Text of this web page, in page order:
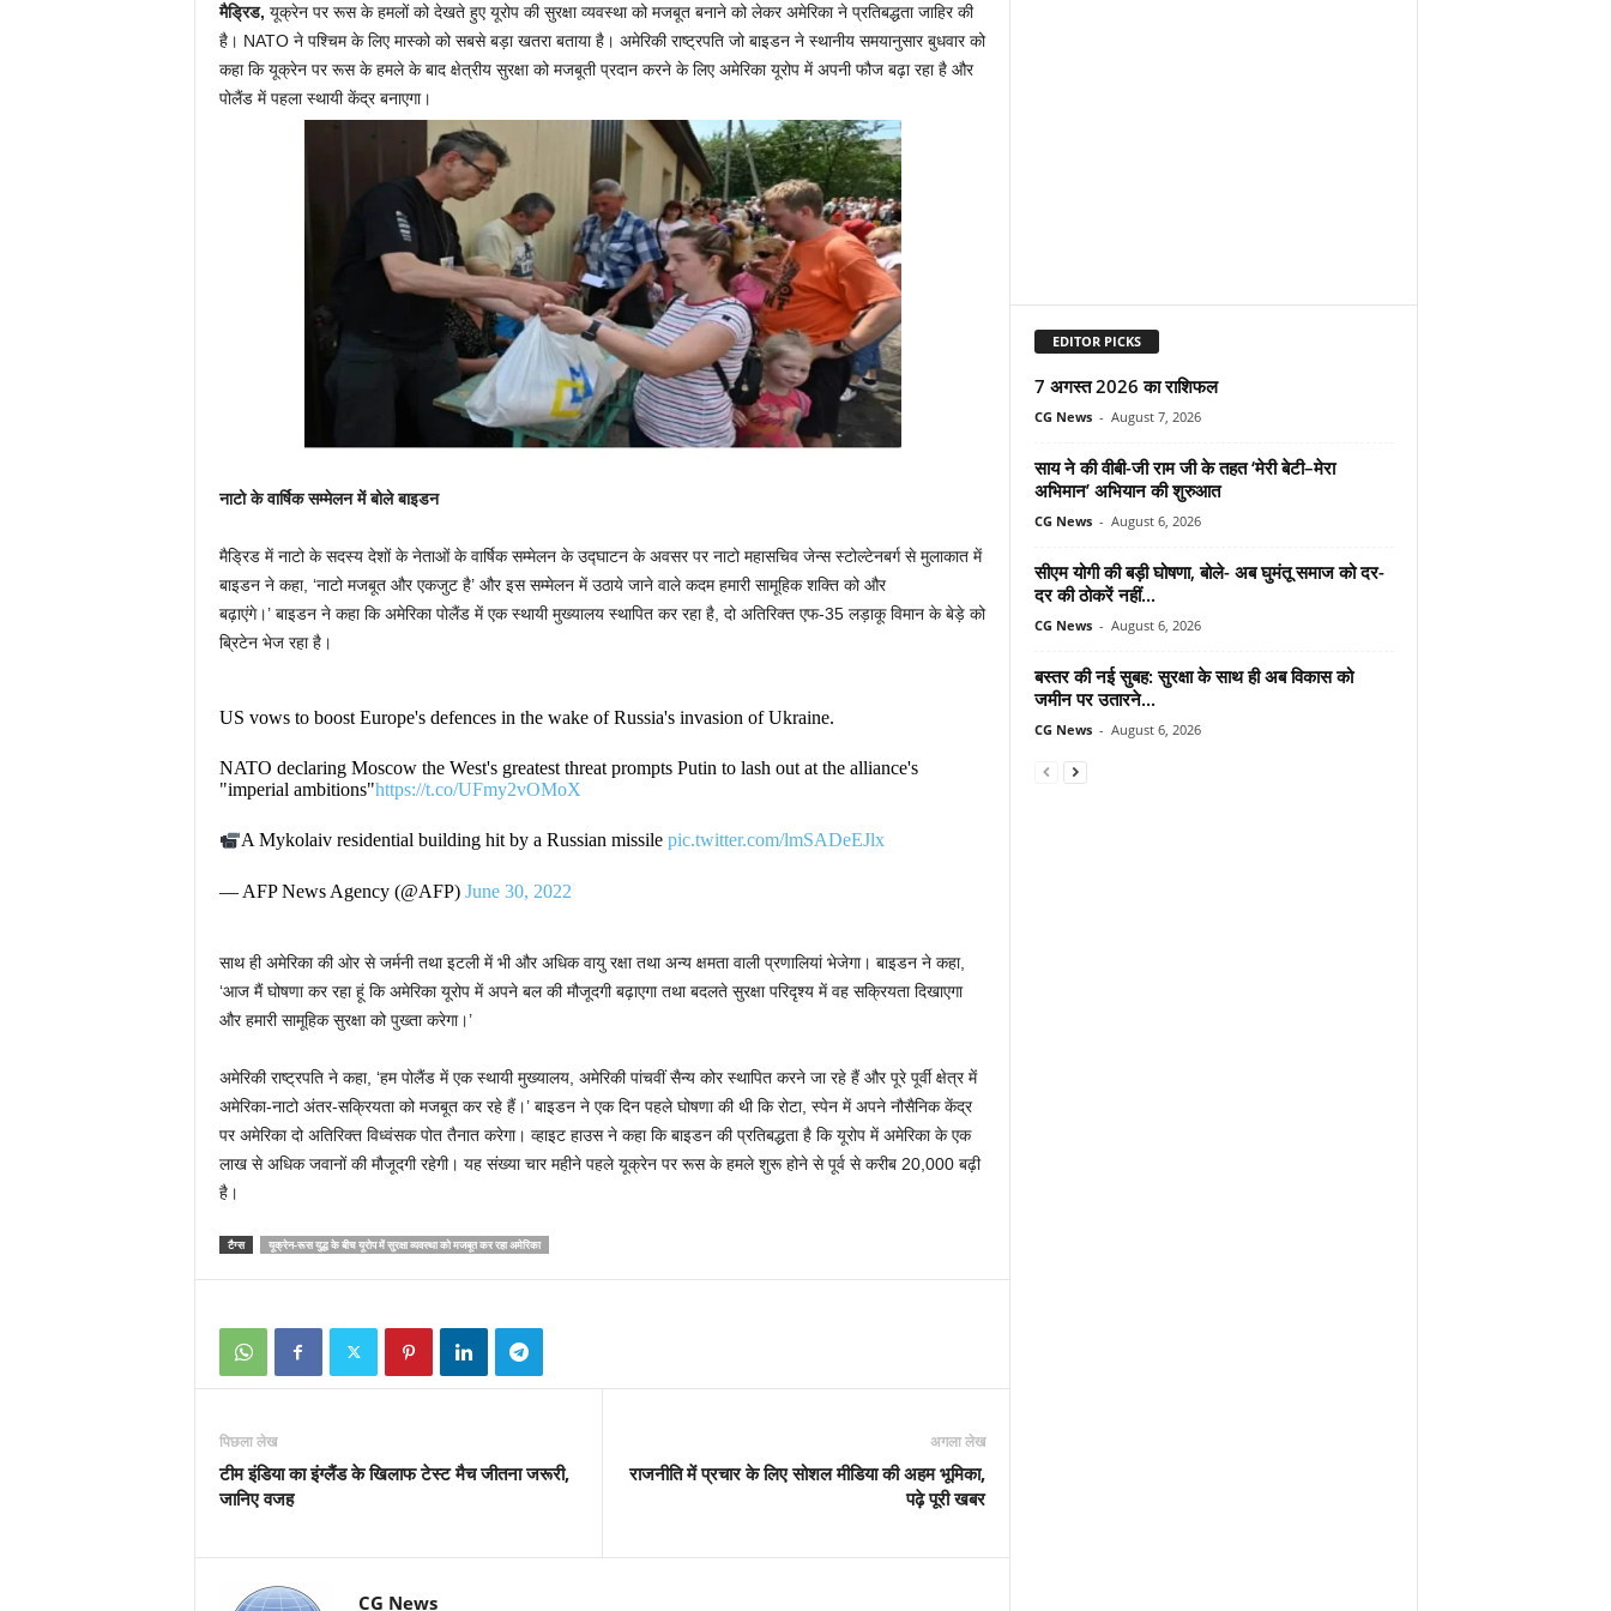
मैड्रिड, यूक्रेन पर रूस के हमलों को देखते हुए यूरोप की सुरक्षा व्यवस्था को मजबूत बनाने को लेकर अमेरिका ने प्रतिबद्धता जाहिर की
है। NATO ने पश्चिम के लिए मास्को को सबसे बड़ा खतरा बताया है। अमेरिकी राष्ट्रपति जो बाइडन ने स्थानीय समयानुसार बुधवार को
कहा कि यूक्रेन पर रूस के हमले के बाद क्षेत्रीय सुरक्षा को मजबूती प्रदान करने के लिए अमेरिका यूरोप में अपनी फौज बढ़ा रहा है और
पोलैंड में पहला स्थायी केंद्र बनाएगा।
नाटो के वार्षिक सम्मेलन में बोले बाइडन
मैड्रिड में नाटो के सदस्य देशों के नेताओं के वार्षिक सम्मेलन के उद्घाटन के अवसर पर नाटो महासचिव जेन्स स्टोल्टेनबर्ग से मुलाकात में
बाइडन ने कहा, ‘नाटो मजबूत और एकजुट है’ और इस सम्मेलन में उठाये जाने वाले कदम हमारी सामूहिक शक्ति को और
बढ़ाएंगे।’ बाइडन ने कहा कि अमेरिका पोलैंड में एक स्थायी मुख्यालय स्थापित कर रहा है, दो अतिरिक्त एफ-35 लड़ाकू विमान के बेड़े को
ब्रिटेन भेज रहा है।
US vows to boost Europe's defences in the wake of Russia's invasion of Ukraine.
NATO declaring Moscow the West's greatest threat prompts Putin to lash out at the alliance's
"imperial ambitions"https://t.co/UFmy2vOMoX
A Mykolaiv residential building hit by a Russian missile pic.twitter.com/lmSADeEJlx
— AFP News Agency (@AFP) June 30, 2022
साथ ही अमेरिका की ओर से जर्मनी तथा इटली में भी और अधिक वायु रक्षा तथा अन्य क्षमता वाली प्रणालियां भेजेगा। बाइडन ने कहा,
‘आज मैं घोषणा कर रहा हूं कि अमेरिका यूरोप में अपने बल की मौजूदगी बढ़ाएगा तथा बदलते सुरक्षा परिदृश्य में वह सक्रियता दिखाएगा
और हमारी सामूहिक सुरक्षा को पुख्ता करेगा।’
अमेरिकी राष्ट्रपति ने कहा, ‘हम पोलैंड में एक स्थायी मुख्यालय, अमेरिकी पांचवीं सैन्य कोर स्थापित करने जा रहे हैं और पूरे पूर्वी क्षेत्र में
अमेरिका-नाटो अंतर-सक्रियता को मजबूत कर रहे हैं।’ बाइडन ने एक दिन पहले घोषणा की थी कि रोटा, स्पेन में अपने नौसैनिक केंद्र
पर अमेरिका दो अतिरिक्त विध्वंसक पोत तैनात करेगा। व्हाइट हाउस ने कहा कि बाइडन की प्रतिबद्धता है कि यूरोप में अमेरिका के एक
लाख से अधिक जवानों की मौजूदगी रहेगी। यह संख्या चार महीने पहले यूक्रेन पर रूस के हमले शुरू होने से पूर्व से करीब 20,000 बढ़ी
है।
टैग्स यूक्रेन-रूस युद्ध के बीच यूरोप में सुरक्षा व्यवस्था को मजबूत कर रहा अमेरिका
पिछला लेख
टीम इंडिया का इंग्लैंड के खिलाफ टेस्ट मैच जीतना जरूरी,
जानिए वजह
अगला लेख
राजनीति में प्रचार के लिए सोशल मीडिया की अहम भूमिका,
पढ़े पूरी खबर
CG News
EDITOR PICKS
7 अगस्त 2026 का राशिफल
CG News - August 7, 2026
साय ने की वीबी-जी राम जी के तहत ‘मेरी बेटी–मेरा
अभिमान’ अभियान की शुरुआत
CG News - August 6, 2026
सीएम योगी की बड़ी घोषणा, बोले- अब घुमंतू समाज को दर-
दर की ठोकरें नहीं...
CG News - August 6, 2026
बस्तर की नई सुबह: सुरक्षा के साथ ही अब विकास को
जमीन पर उतारने...
CG News - August 6, 2026